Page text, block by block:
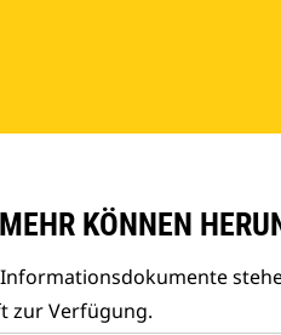
KÖNNEN
zur Verfügung.